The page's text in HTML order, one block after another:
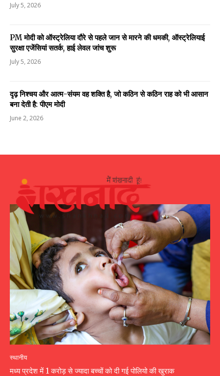
July 5, 2026
PM मोदी को ऑस्ट्रेलिया दौरे से पहले जान से मारने की धमकी, ऑस्ट्रेलियाई
सुरक्षा एजेंसियां सतर्क, हाई लेवल जांच शुरू
July 5, 2026
दृढ़ निश्चय और आत्म-संयम वह शक्ति है, जो कठिन से कठिन राह को भी आसान
बना देती है: पीएम मोदी
June 2, 2026
स्थानीय
मध्य प्रदेश में 1 करोड़ से ज्यादा बच्चों को दी गई पोलियो की खुराक